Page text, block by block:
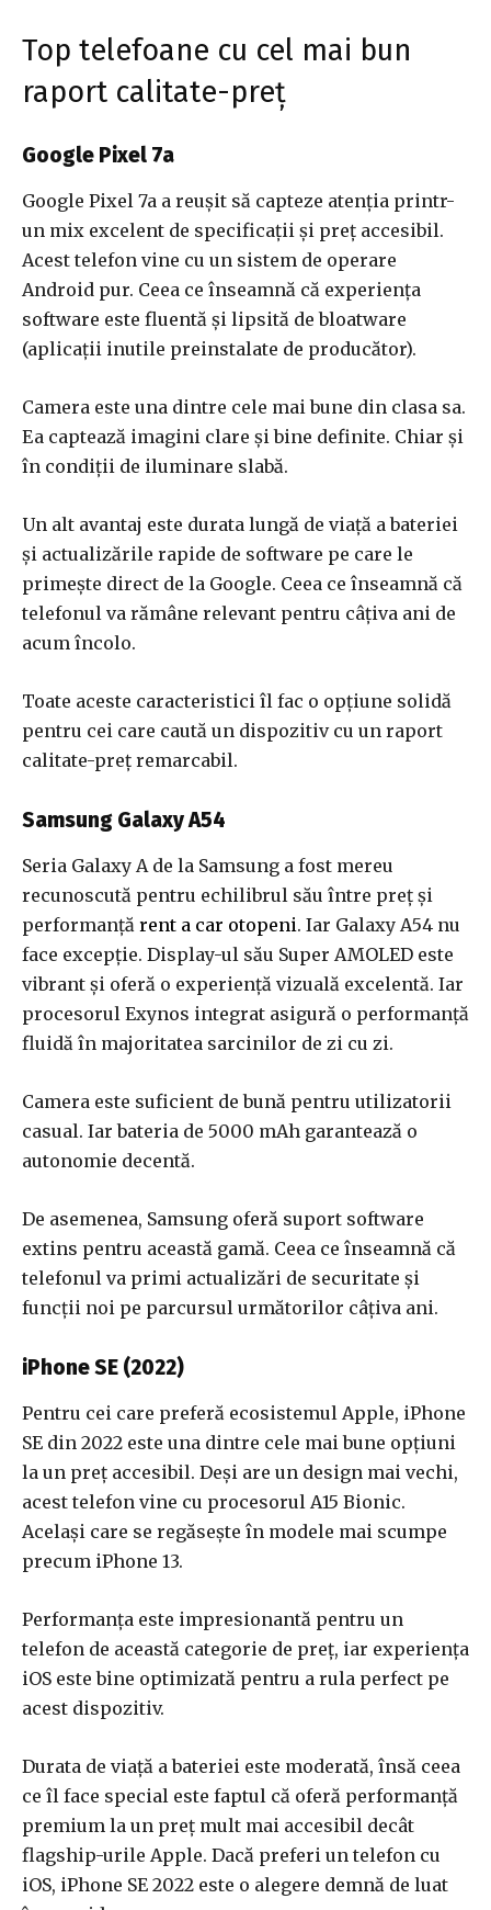
Top telefoane cu cel mai bun
raport calitate-preț
Google Pixel 7a
Google Pixel 7a a reușit să capteze atenția printr-
un mix excelent de specificații și preț accesibil.
Acest telefon vine cu un sistem de operare
Android pur. Ceea ce înseamnă că experiența
software este fluentă și lipsită de bloatware
(aplicații inutile preinstalate de producător).
Camera este una dintre cele mai bune din clasa sa.
Ea captează imagini clare și bine definite. Chiar și
în condiții de iluminare slabă.
Un alt avantaj este durata lungă de viață a bateriei
și actualizările rapide de software pe care le
primește direct de la Google. Ceea ce înseamnă că
telefonul va rămâne relevant pentru câțiva ani de
acum încolo.
Toate aceste caracteristici îl fac o opțiune solidă
pentru cei care caută un dispozitiv cu un raport
calitate-preț remarcabil.
Samsung Galaxy A54
Seria Galaxy A de la Samsung a fost mereu
recunoscută pentru echilibrul său între preț și
performanță rent a car otopeni. Iar Galaxy A54 nu
face excepție. Display-ul său Super AMOLED este
vibrant și oferă o experiență vizuală excelentă. Iar
procesorul Exynos integrat asigură o performanță
fluidă în majoritatea sarcinilor de zi cu zi.
Camera este suficient de bună pentru utilizatorii
casual. Iar bateria de 5000 mAh garantează o
autonomie decentă.
De asemenea, Samsung oferă suport software
extins pentru această gamă. Ceea ce înseamnă că
telefonul va primi actualizări de securitate și
funcții noi pe parcursul următorilor câțiva ani.
iPhone SE (2022)
Pentru cei care preferă ecosistemul Apple, iPhone
SE din 2022 este una dintre cele mai bune opțiuni
la un preț accesibil. Deși are un design mai vechi,
acest telefon vine cu procesorul A15 Bionic.
Același care se regăsește în modele mai scumpe
precum iPhone 13.
Performanța este impresionantă pentru un
telefon de această categorie de preț, iar experiența
iOS este bine optimizată pentru a rula perfect pe
acest dispozitiv.
Durata de viață a bateriei este moderată, însă ceea
ce îl face special este faptul că oferă performanță
premium la un preț mult mai accesibil decât
flagship-urile Apple. Dacă preferi un telefon cu
iOS, iPhone SE 2022 este o alegere demnă de luat